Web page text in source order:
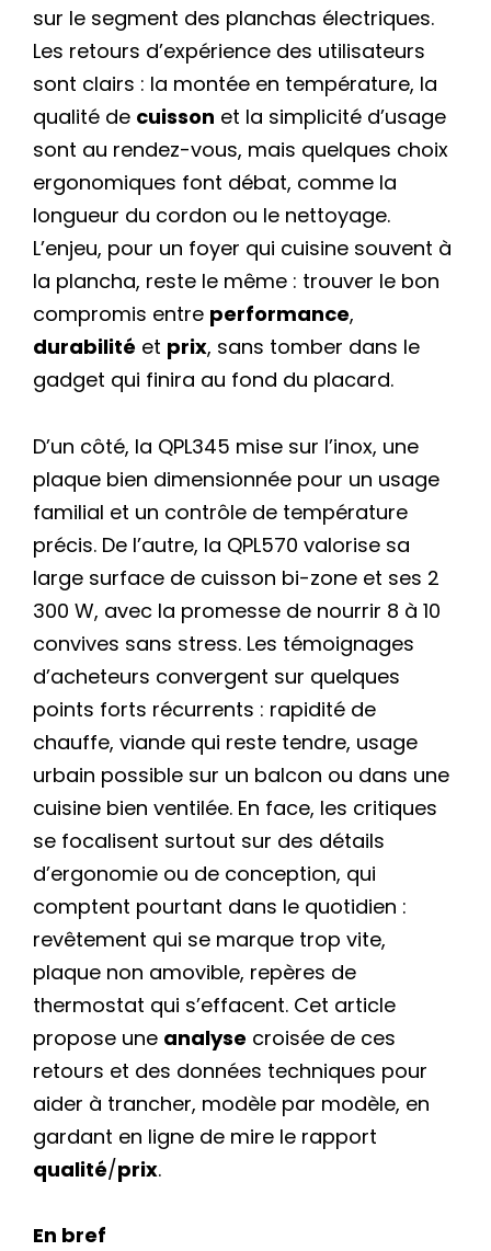
sur le segment des planchas électriques.
Les retours d’expérience des utilisateurs
sont clairs : la montée en température, la
qualité de cuisson et la simplicité d’usage
sont au rendez-vous, mais quelques choix
ergonomiques font débat, comme la
longueur du cordon ou le nettoyage.
L’enjeu, pour un foyer qui cuisine souvent à
la plancha, reste le même : trouver le bon
compromis entre performance,
durabilité et prix, sans tomber dans le
gadget qui finira au fond du placard.
D’un côté, la QPL345 mise sur l’inox, une
plaque bien dimensionnée pour un usage
familial et un contrôle de température
précis. De l’autre, la QPL570 valorise sa
large surface de cuisson bi-zone et ses 2
300 W, avec la promesse de nourrir 8 à 10
convives sans stress. Les témoignages
d’acheteurs convergent sur quelques
points forts récurrents : rapidité de
chauffe, viande qui reste tendre, usage
urbain possible sur un balcon ou dans une
cuisine bien ventilée. En face, les critiques
se focalisent surtout sur des détails
d’ergonomie ou de conception, qui
comptent pourtant dans le quotidien :
revêtement qui se marque trop vite,
plaque non amovible, repères de
thermostat qui s’effacent. Cet article
propose une analyse croisée de ces
retours et des données techniques pour
aider à trancher, modèle par modèle, en
gardant en ligne de mire le rapport
qualité/prix.
En bref